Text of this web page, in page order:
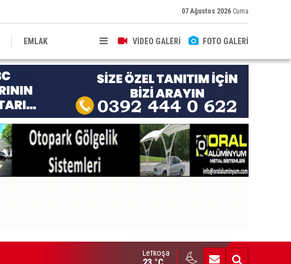
07 Ağustos 2026 Cuma
VİDEO GALERİ FOTO GALERİ
EMLAK
Lefkoşa